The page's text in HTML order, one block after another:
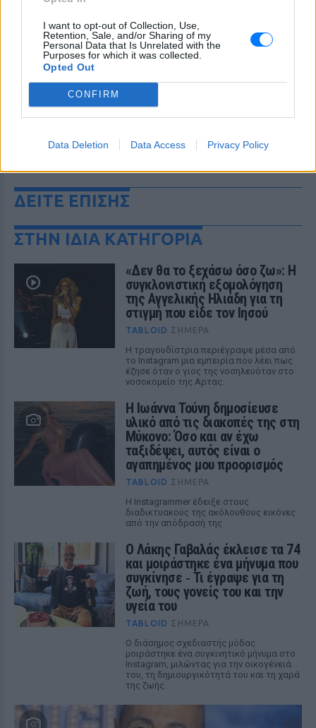
I want to opt-out of Collection, Use,
Retention, Sale, and/or Sharing of my
Personal Data that Is Unrelated with the
Purposes for which it was collected.
Opted Out
CONFIRM
Data Deletion Data Access Privacy Policy
ΔΕΙΤΕ ΕΠΙΣΗΣ
ΣΤΗΝ ΙΔΙΑ ΚΑΤΗΓΟΡΙΑ
«Δεν θα το ξεχάσω όσο ζω»: Η
συγκλονιστική εξομολόγηση
της Αγγελικής Ηλιάδη για τη
στιγμή που είδε τον Ιησού
TABLOID ΣΉΜΕΡΑ
Η τραγουδίστρια περιέγραψε μέσα από
το Instagram μια εμπειρία που λέει πως
έζησε όταν ο γιος της νοσηλευόταν στο
νοσοκομείο της Αρτας.
Η Ιωάννα Τούνη δημοσίευσε
υλικό από τις διακοπές της στη
Μύκονο: Όσο και αν έχω
ταξιδέψει, αυτός είναι ο
αγαπημένος μου προορισμός
TABLOID ΣΉΜΕΡΑ
Η Instagrammer έδειξε στους
διαδικτυακούς της ακόλουθους εικόνες
από την απόδρασή της
Ο Λάκης Γαβαλάς έκλεισε τα 74
και μοιράστηκε ένα μήνυμα που
συγκίνησε ‑ Τι έγραψε για τη
ζωή, τους γονείς του και την
υγεία του
TABLOID ΣΉΜΕΡΑ
Ο διάσημος σχεδιαστής μόδας
μοιράστηκε ένα συγκινητικό μήνυμα στο
Instagram, μιλώντας για την οικογένειά
του, τη δημιουργικότητά του και τη χαρά
της ζωής.